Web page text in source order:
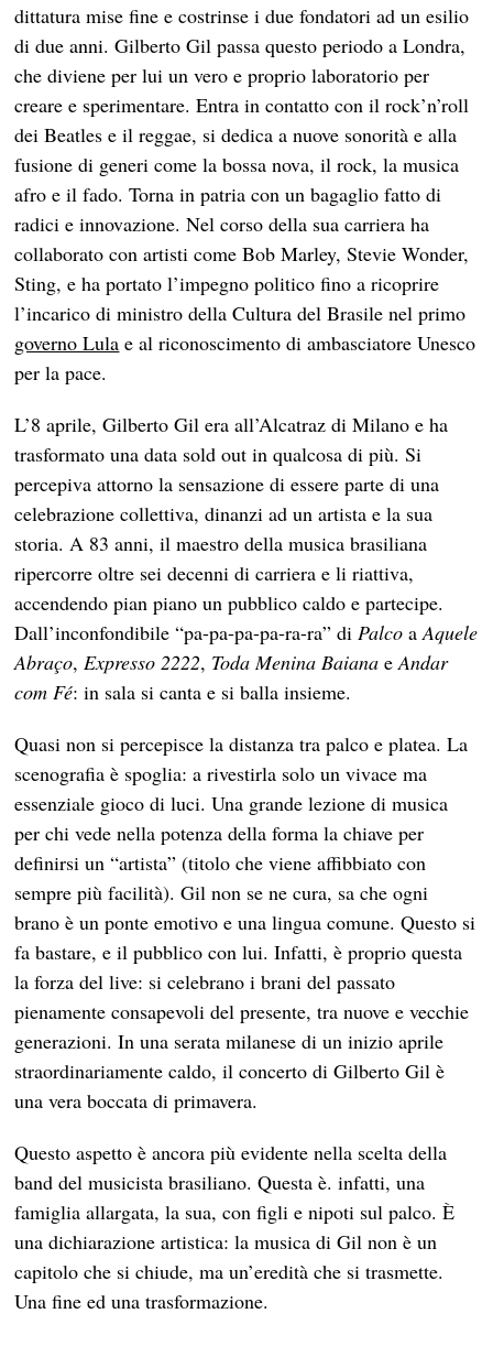
dittatura mise fine e costrinse i due fondatori ad un esilio
di due anni. Gilberto Gil passa questo periodo a Londra,
che diviene per lui un vero e proprio laboratorio per
creare e sperimentare. Entra in contatto con il rock’n’roll
dei Beatles e il reggae, si dedica a nuove sonorità e alla
fusione di generi come la bossa nova, il rock, la musica
afro e il fado. Torna in patria con un bagaglio fatto di
radici e innovazione. Nel corso della sua carriera ha
collaborato con artisti come Bob Marley, Stevie Wonder,
Sting, e ha portato l’impegno politico fino a ricoprire
l’incarico di ministro della Cultura del Brasile nel primo
governo Lula e al riconoscimento di ambasciatore Unesco
per la pace.
L’8 aprile, Gilberto Gil era all’Alcatraz di Milano e ha
trasformato una data sold out in qualcosa di più. Si
percepiva attorno la sensazione di essere parte di una
celebrazione collettiva, dinanzi ad un artista e la sua
storia. A 83 anni, il maestro della musica brasiliana
ripercorre oltre sei decenni di carriera e li riattiva,
accendendo pian piano un pubblico caldo e partecipe.
Dall’inconfondibile “pa-pa-pa-pa-ra-ra” di PalcoaAquele
Abraço, Expresso 2222, Toda Menina Baiana eAndar
com Fé: in sala si canta e si balla insieme.
Quasi non si percepisce la distanza tra palco e platea. La
scenografia è spoglia: a rivestirla solo un vivace ma
essenziale gioco di luci. Una grande lezione di musica
per chi vede nella potenza della forma la chiave per
definirsi un “artista” (titolo che viene affibbiato con
sempre più facilità). Gil non se ne cura, sa che ogni
brano è un ponte emotivo e una lingua comune. Questo si
fa bastare, e il pubblico con lui. Infatti, è proprio questa
la forza del live: si celebrano i brani del passato
pienamente consapevoli del presente, tra nuove e vecchie
generazioni. In una serata milanese di un inizio aprile
straordinariamente caldo, il concerto di Gilberto Gil è
una vera boccata di primavera.
Questo aspetto è ancora più evidente nella scelta della
band del musicista brasiliano. Questa è. infatti, una
famiglia allargata, la sua, con figli e nipoti sul palco. È
una dichiarazione artistica: la musica di Gil non è un
capitolo che si chiude, ma un’eredità che si trasmette.
Una fine ed una trasformazione.